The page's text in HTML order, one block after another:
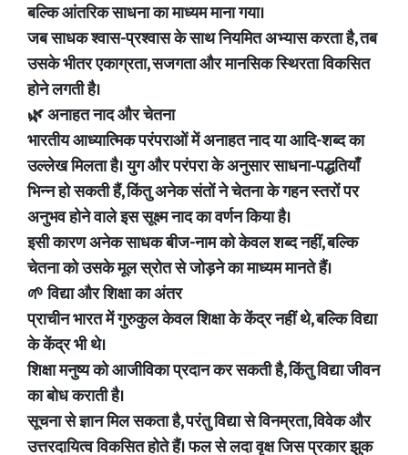
बल्कि आंतरिक साधना का माध्यम माना गया।
जब साधक श्वास-प्रश्वास के साथ नियमित अभ्यास करता है, तब
उसके भीतर एकाग्रता, सजगता और मानसिक स्थिरता विकसित
होने लगती है।
🌿 अनाहत नाद और चेतना
भारतीय आध्यात्मिक परंपराओं में अनाहत नाद या आदि-शब्द का
उल्लेख मिलता है। युग और परंपरा के अनुसार साधना-पद्धतियाँ
भिन्न हो सकती हैं, किंतु अनेक संतों ने चेतना के गहन स्तरों पर
अनुभव होने वाले इस सूक्ष्म नाद का वर्णन किया है।
इसी कारण अनेक साधक बीज-नाम को केवल शब्द नहीं, बल्कि
चेतना को उसके मूल स्रोत से जोड़ने का माध्यम मानते हैं।
🌱 विद्या और शिक्षा का अंतर
प्राचीन भारत में गुरुकुल केवल शिक्षा के केंद्र नहीं थे, बल्कि विद्या
के केंद्र भी थे।
शिक्षा मनुष्य को आजीविका प्रदान कर सकती है, किंतु विद्या जीवन
का बोध कराती है।
सूचना से ज्ञान मिल सकता है, परंतु विद्या से विनम्रता, विवेक और
उत्तरदायित्व विकसित होते हैं। फल से लदा वृक्ष जिस प्रकार झुक